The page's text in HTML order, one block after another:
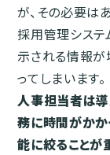
が、その必要は
採用管理システ
示される情報が
ってしまいます。
人事担当者は
務に時間がかか
能に絞ることが